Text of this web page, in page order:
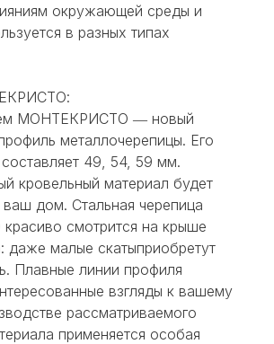
окружающей среды и
в разных типах
МОНТЕКРИСТО ― новый
металлочерепицы. Его
49, 54, 59 мм.
кровельный материал будет
ваш дом. Стальная черепица
смотрится на крыше
малые скатыприобретут
Плавные линии профиля
взгляды к вашему
рассматриваемого
применяется особая